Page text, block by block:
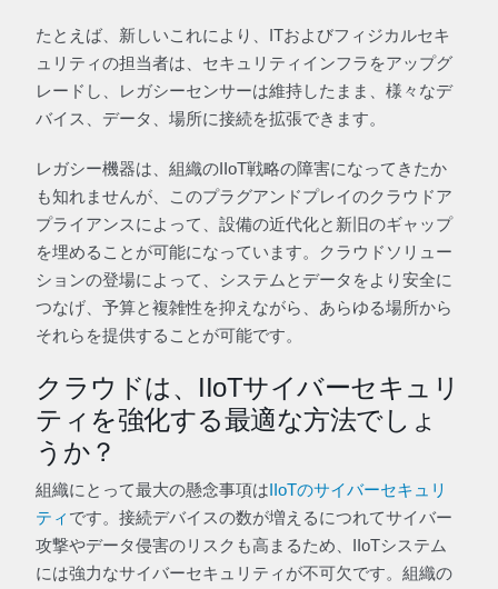
たとえば、新しいこれにより、ITおよびフィジカルセキ
ュリティの担当者は、セキュリティインフラをアップグ
レードし、レガシーセンサーは維持したまま、様々なデ
バイス、データ、場所に接続を拡張できます。
レガシー機器は、組織のIIoT戦略の障害になってきたか
も知れませんが、このプラグアンドプレイのクラウドア
プライアンスによって、設備の近代化と新旧のギャップ
を埋めることが可能になっています。クラウドソリュー
ションの登場によって、システムとデータをより安全に
つなげ、予算と複雑性を抑えながら、あらゆる場所から
それらを提供することが可能です。
クラウドは、IIoTサイバーセキュリ
ティを強化する最適な方法でしょ
うか？
組織にとって最大の懸念事項はIIoTのサイバーセキュリ
ティ です。接続デバイスの数が増えるにつれてサイバー
攻撃やデータ侵害のリスクも高まるため、IIoTシステム
には強力なサイバーセキュリティが不可欠です。組織の